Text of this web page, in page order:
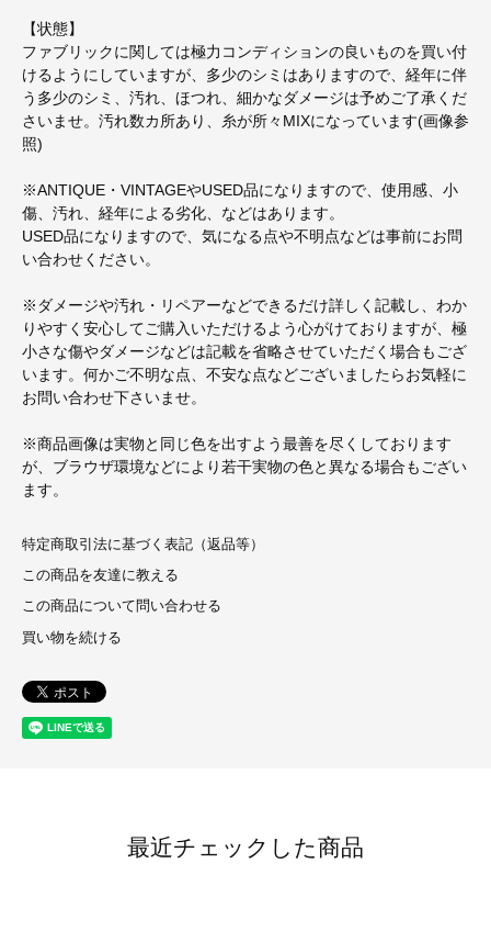
【状態】
ファブリックに関しては極力コンディションの良いものを買い付
けるようにしていますが、多少のシミはありますので、経年に伴
う多少のシミ、汚れ、ほつれ、細かなダメージは予めご了承くだ
さいませ。汚れ数カ所あり、糸が所々MIXになっています(画像参
照)
※ANTIQUE・VINTAGEやUSED品になりますので、使用感、小
傷、汚れ、経年による劣化、などはあります。
USED品になりますので、気になる点や不明点などは事前にお問
い合わせください。
※ダメージや汚れ・リペアーなどできるだけ詳しく記載し、わか
りやすく安心してご購入いただけるよう心がけておりますが、極
小さな傷やダメージなどは記載を省略させていただく場合もござ
います。何かご不明な点、不安な点などございましたらお気軽に
お問い合わせ下さいませ。
※商品画像は実物と同じ色を出すよう最善を尽くしております
が、ブラウザ環境などにより若干実物の色と異なる場合もござい
ます。
特定商取引法に基づく表記（返品等）
この商品を友達に教える
この商品について問い合わせる
買い物を続ける
最近チェックした商品